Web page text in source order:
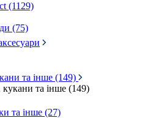
(1129)
(75)
та інше (149)
кукани та інше (149)
та інше (27)